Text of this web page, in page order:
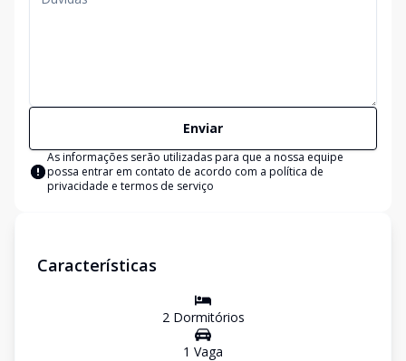
Enviar
As informações serão utilizadas para que a nossa equipe
possa entrar em contato de acordo com a política de
privacidade e termos de serviço
Características
2Dormitórios
1 Vaga